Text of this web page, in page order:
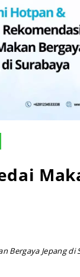
Bergaya Jepang di